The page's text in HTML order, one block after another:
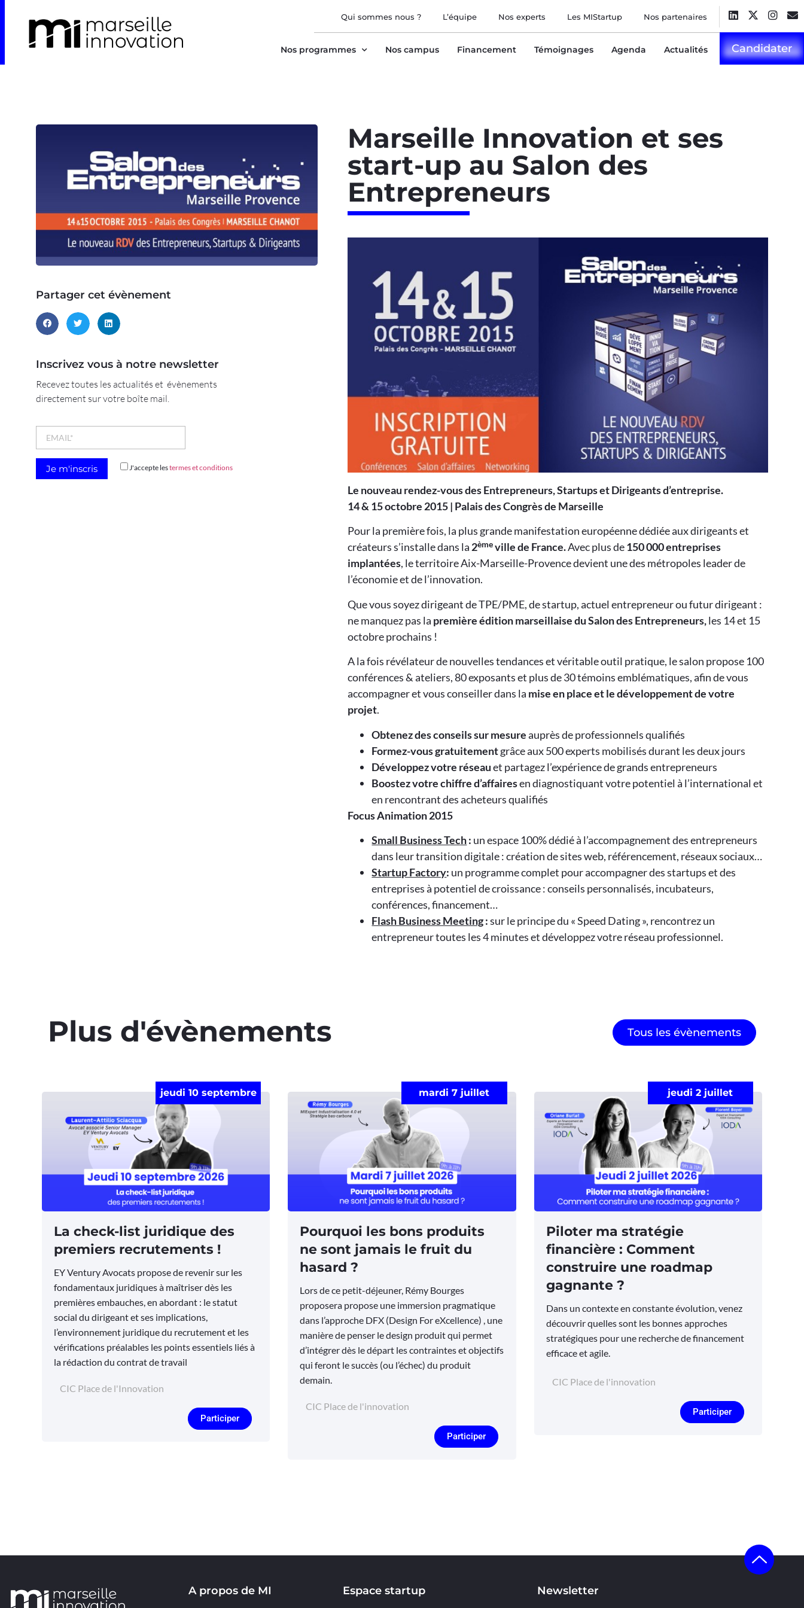
Qui sommes nous ? L’équipe Nos experts Les MIStartup Nos partenaires
Nos programmes Nos campus Financement Témoignages Agenda Actualités Candidater
Partager cet évènement
Inscrivez vous à notre newsletter
Recevez toutes les actualités et évènements
directement sur votre boîte mail.
J'accepte lestermes et conditions
Marseille Innovation et ses
start-up au Salon des
Entrepreneurs
Le nouveau rendez-vous des Entrepreneurs, Startups et Dirigeants d’entreprise.
14 & 15 octobre 2015 | Palais des Congrès de Marseille
Pour la première fois, la plus grande manifestation européenne dédiée aux dirigeants et
créateurs s’installe dans la 2èmeville de France.Avec plus de150 000 entreprises
implantées, le territoire Aix-Marseille-Provence devient une des métropoles leader de
l’économie et de l’innovation.
Que vous soyez dirigeant de TPE/PME, de startup, actuel entrepreneur ou futur dirigeant :
ne manquez pas la première édition marseillaise du Salon des Entrepreneurs,les 14 et 15
octobre prochains !
A la fois révélateur de nouvelles tendances et véritable outil pratique, le salon propose 100
conférences & ateliers, 80 exposants et plus de 30 témoins emblématiques, afin de vous
accompagner et vous conseiller dans la mise en place et le développement de votre
projet.
Obtenez des conseils sur mesureauprès de professionnels qualifiés
Formez-vous gratuitementgrâce aux 500 experts mobilisés durant les deux jours
Développez votre réseauet partagez l’expérience de grands entrepreneurs
Boostez votre chiffre d’affairesen diagnostiquant votre potentiel à l’international et
en rencontrant des acheteurs qualifiés
Focus Animation 2015
Small Business Tech: un espace 100% dédié à l’accompagnement des entrepreneurs
dans leur transition digitale : création de sites web, référencement, réseaux sociaux…
Startup Factory: un programme complet pour accompagner des startups et des
entreprises à potentiel de croissance : conseils personnalisés, incubateurs,
conférences, financement…
Flash Business Meeting:sur le principe du « Speed Dating », rencontrez un
entrepreneur toutes les 4 minutes et développez votre réseau professionnel.
Plus d'évènements​ Tous les évènements
jeudi 10 septembre
La check-list juridique des
premiers recrutements !
EY Ventury Avocats propose de revenir sur les
fondamentaux juridiques à maîtriser dès les
premières embauches, en abordant : le statut
social du dirigeant et ses implications,
l’environnement juridique du recrutement et les
vérifications préalables les points essentiels liés à
la rédaction du contrat de travail
CIC Place de l'Innovation
Participer
mardi 7 juillet
Pourquoi les bons produits
ne sont jamais le fruit du
hasard ?
Lors de ce petit-déjeuner, Rémy Bourges
proposera propose une immersion pragmatique
dans l’approche DFX (Design For eXcellence) , une
manière de penser le design produit qui permet
d’intégrer dès le départ les contraintes et objectifs
qui feront le succès (ou l’échec) du produit
demain.
CIC Place de l'innovation
Participer
jeudi 2 juillet
Piloter ma stratégie
financière : Comment
construire une roadmap
gagnante ?
Dans un contexte en constante évolution, venez
découvrir quelles sont les bonnes approches
stratégiques pour une recherche de financement
efficace et agile.
CIC Place de l'innovation
Participer
A propos de MI Espace startup Newsletter